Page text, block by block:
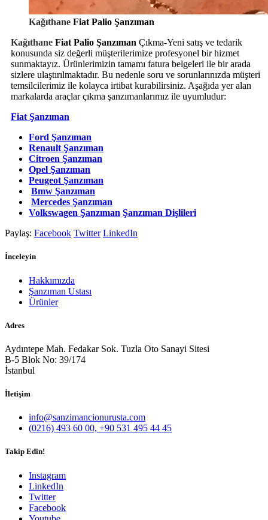
Kağıthane Fiat Palio Şanzıman
Kağıthane Fiat Palio Şanzıman Çıkma-Yeni satış ve tedarik
konusunda siz değerli müşterilerimize profesyonel bir hizmet
sunmaktayız. Ürünlerimizin tamamı fatura belgeleri ile bir arada
sizlere ulaştırılmaktadır. Bu nedenle soru ve sorunlarınızda müşteri
temsilcilerimiz ile kolayca irtibat kurabilirsiniz. Aşağıda yer alan
markalarda araçlar çıkma şanzımanlarımız ile uyumludur:
Fiat Şanzıman
Ford Şanzıman
Renault Şanzıman
Citroen Şanzıman
Opel Şanzıman
Peugeot Şanzıman
Bmw Şanzıman
Mercedes Şanzıman
Volkswagen Şanzıman Şanzıman Dişlileri
Paylaş: Facebook Twitter LinkedIn
İnceleyin
Hakkımızda
Şanzıman Ustası
Ürünler
Adres
Aydıntepe Mah. Fedakar Sok. Tuzla Oto Sanayi Sitesi
B-5 Blok No: 39/174
İstanbul
İletişim
info@sanzimancionurusta.com
(0216) 493 60 00, +90 531 495 44 45
Takip Edin!
Instagram
LinkedIn
Twitter
Facebook